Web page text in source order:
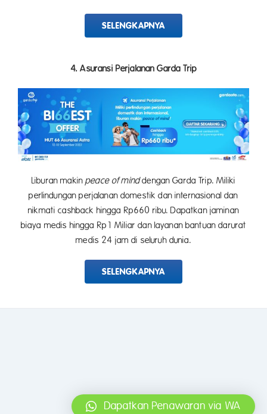
SELENGKAPNYA
4. Asuransi Perjalanan Garda Trip
Liburan makinpeace of minddengan Garda Trip. Miliki
perlindungan perjalanan domestik dan internasional dan
nikmati cashback hingga Rp660 ribu. Dapatkan jaminan
biaya medis hingga Rp1 Miliar dan layanan bantuan darurat
medis 24 jam di seluruh dunia.
SELENGKAPNYA
Dapatkan Penawaran via WA